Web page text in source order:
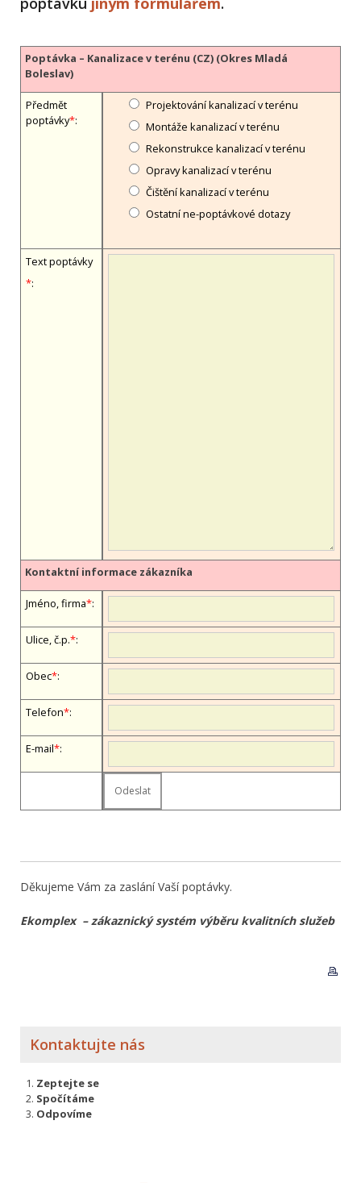
Poptávka – Kanalizace v terénu (CZ) (Okres Mladá
Boleslav)
Předmět
poptávky*:
Projektování kanalizací v terénu
Montáže kanalizací v terénu
Rekonstrukce kanalizací v terénu
Opravy kanalizací v terénu
Čištění kanalizací v terénu
Ostatní ne-poptávkové dotazy
Text poptávky
*:
Kontaktní informace zákazníka
Jméno, firma*:
Ulice, č.p.*:
Obec*:
Telefon*:
E-mail*:
Děkujeme Vám za zaslání Vaší poptávky.
Ekomplex – zákaznický systém výběru kvalitních služeb
Kontaktujte nás
Zeptejte se
Spočítáme
Odpovíme